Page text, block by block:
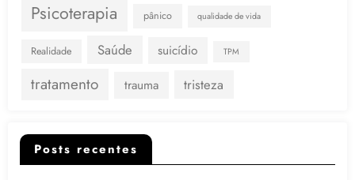
Psicoterapia pânico qualidade de vida
Realidade Saúde suicídio TPM
tratamento trauma tristeza
Posts recentes